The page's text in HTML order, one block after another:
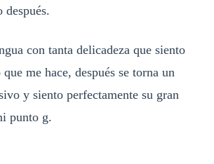
con tanta delicadeza que siento
me hace, después se torna un
y siento perfectamente su gran
punto g.